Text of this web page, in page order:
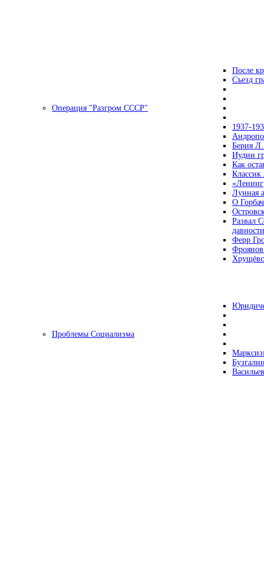
После
Съезд
Операция "Разгром СССР"
1937-
Берия
Иудин
Как
Лунная
О
Развал
давности
Ферр
Проблемы Социализма